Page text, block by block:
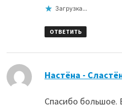
Загрузка...
ОТВЕТИТЬ
Настёна -
Спасибо большое.